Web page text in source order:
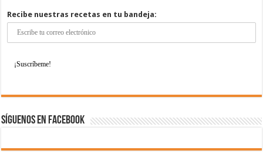
Recibe nuestras recetas en tu bandeja:
Síguenos en Facebook